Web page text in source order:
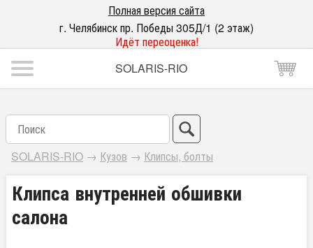
Полная версия сайта
г. Челябинск пр. Победы 305Д/1 (2 этаж)
Идёт переоценка!
SOLARIS-RIO
SOLARIS-RIO → Кузов → Клипсы, болты
Клипса внутренней обшивки
салона